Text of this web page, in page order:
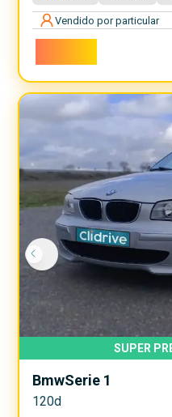
Vendido por particular
SUPER
BmwSerie 1
120d